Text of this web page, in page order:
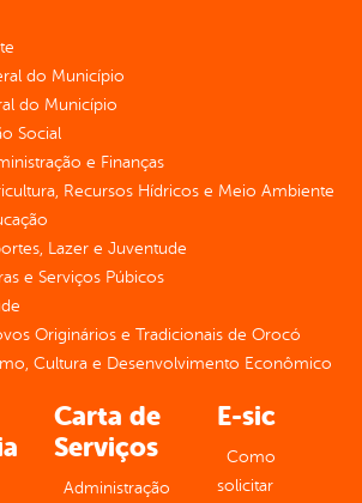
do Município
do Município
Social
e Finanças
Recursos Hídricos e Meio Ambiente
Lazer e Juventude
e Serviços Púbicos
Originários e Tradicionais de Orocó
Cultura e Desenvolvimento Econômico
Carta de
Serviços
Administração
E-sic
Como
solicitar